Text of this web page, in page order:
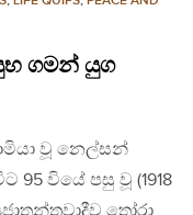
ගමන් යුග
වූ නෙල්සන්
95 වියේ පසු වූ (1918